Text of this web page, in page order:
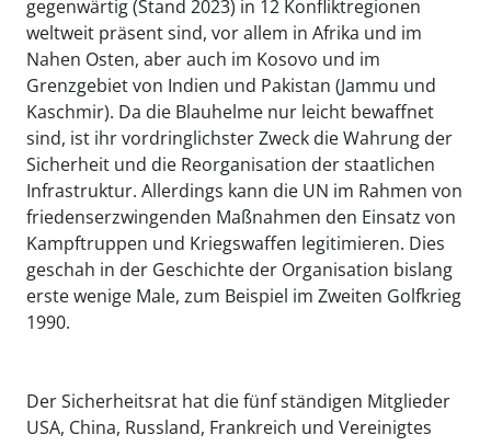
gegenwärtig (Stand 2023) in 12 Konfliktregionen
weltweit präsent sind, vor allem in Afrika und im
Nahen Osten, aber auch im Kosovo und im
Grenzgebiet von Indien und Pakistan (Jammu und
Kaschmir). Da die Blauhelme nur leicht bewaffnet
sind, ist ihr vordringlichster Zweck die Wahrung der
Sicherheit und die Reorganisation der staatlichen
Infrastruktur. Allerdings kann die UN im Rahmen von
friedenserzwingenden Maßnahmen den Einsatz von
Kampftruppen und Kriegswaffen legitimieren. Dies
geschah in der Geschichte der Organisation bislang
erste wenige Male, zum Beispiel im Zweiten Golfkrieg
1990.
Der Sicherheitsrat hat die fünf ständigen Mitglieder
USA, China, Russland, Frankreich und Vereinigtes